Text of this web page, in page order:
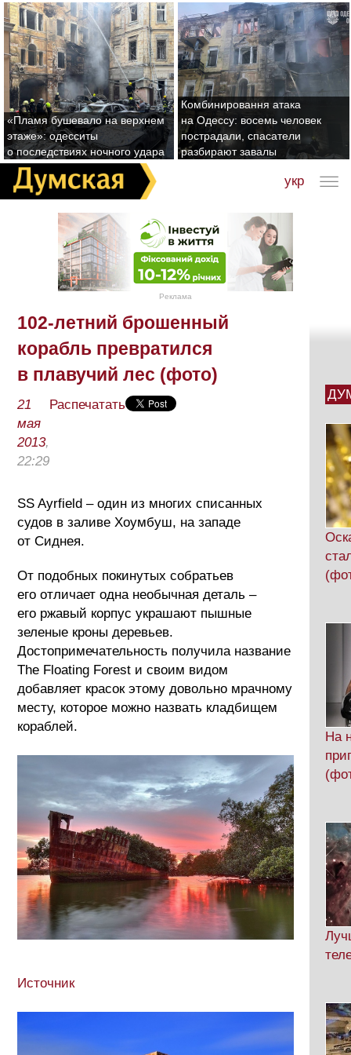
«Пламя бушевало на верхнем
этаже»: одесситы
о последствиях ночного удара
Комбинировання атака
на Одессу: восемь человек
пострадали, спасатели
разбирают завалы
укр
Реклама
102-летний брошенный
корабль превратился
в плавучий лес (фото)
21
мая
2013,
22:29
Распечатать
SS Ayrfield – один из многих списанных
судов в заливе Хоумбуш, на западе
от Сиднея.
От подобных покинутых собратьев
его отличает одна необычная деталь –
его ржавый корпус украшают пышные
зеленые кроны деревьев.
Достопримечательность получила название
The Floating Forest и своим видом
добавляет красок этому довольно мрачному
месту, которое можно назвать кладбищем
кораблей.
Источник
На